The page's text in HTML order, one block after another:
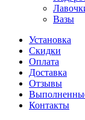
Вазы
Установка
Скидки
Оплата
Доставка
Отзывы
Контакты